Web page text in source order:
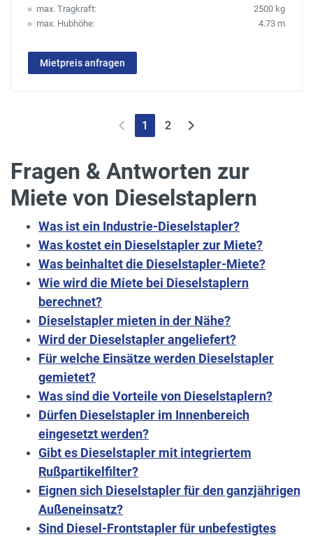
max. Tragkraft:
2500 kg
max. Hubhöhe:
4.73 m
Mietpreis anfragen
1 2
Fragen & Antworten zur
Miete von Dieselstaplern
Was ist ein Industrie-Dieselstapler?
Was kostet ein Dieselstapler zur Miete?
Was beinhaltet die Dieselstapler-Miete?
Wie wird die Miete bei Dieselstaplern
berechnet?
Dieselstapler mieten in der Nähe?
Wird der Dieselstapler angeliefert?
Für welche Einsätze werden Dieselstapler
gemietet?
Was sind die Vorteile von Dieselstaplern?
Dürfen Dieselstapler im Innenbereich
eingesetzt werden?
Gibt es Dieselstapler mit integriertem
Rußpartikelfilter?
Eignen sich Dieselstapler für den ganzjährigen
Außeneinsatz?
Sind Diesel-Frontstapler für unbefestigtes